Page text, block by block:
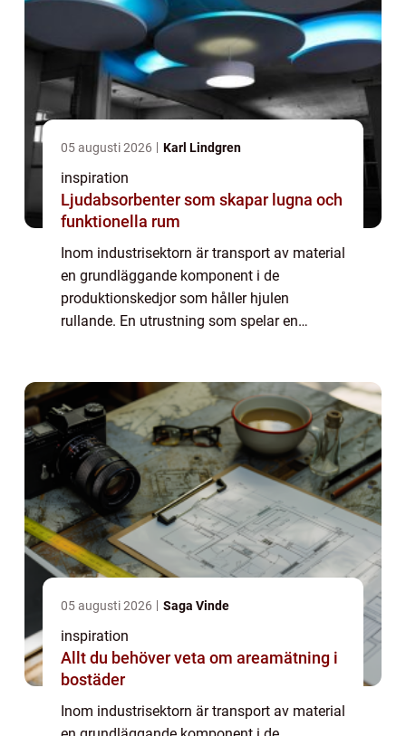
05 augusti 2026 Karl Lindgren
inspiration
Ljudabsorbenter som skapar lugna och
funktionella rum
Inom industrisektorn är transport av material
en grundläggande komponent i de
produktionskedjor som håller hjulen
rullande. En utrustning som spelar en
05 augusti 2026 Saga Vinde
inspiration
Allt du behöver veta om areamätning i
bostäder
Inom industrisektorn är transport av material